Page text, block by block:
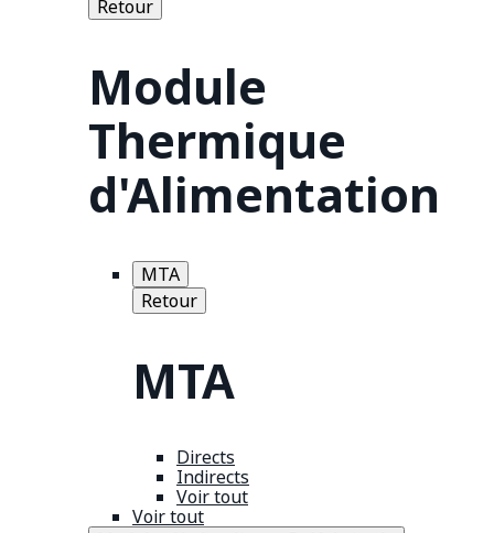
Retour
Module
Thermique
d'Alimentation
MTA
Retour
MTA
Directs
Indirects
Voir tout
Voir tout